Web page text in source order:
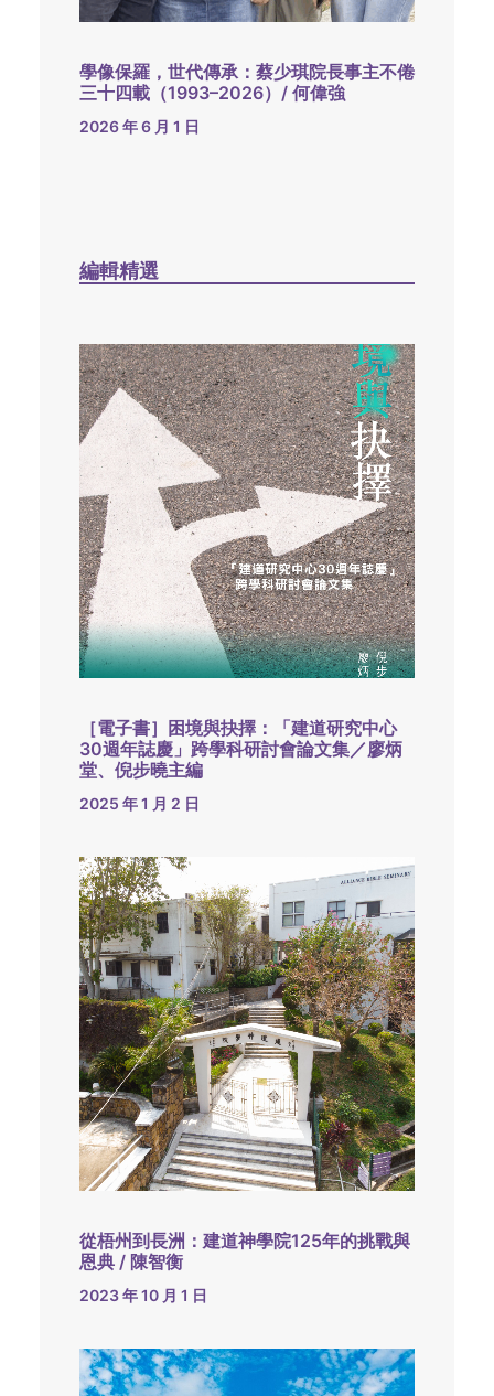
學像保羅，世代傳承：蔡少琪院長事主不倦
三十四載（1993–2026）/ 何偉強
2026 年 6 月 1 日
編輯精選
［電子書］困境與抉擇：「建道研究中心
30週年誌慶」跨學科研討會論文集／廖炳
堂、倪步曉主編
2025 年 1 月 2 日
從梧州到長洲：建道神學院125年的挑戰與
恩典 / 陳智衡
2023 年 10 月 1 日